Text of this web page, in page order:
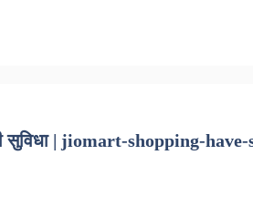
सुविधा | jiomart-shopping-